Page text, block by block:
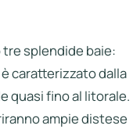
splendide baie:
caratterizzato dalla
quasi fino al litorale.
ampie distese